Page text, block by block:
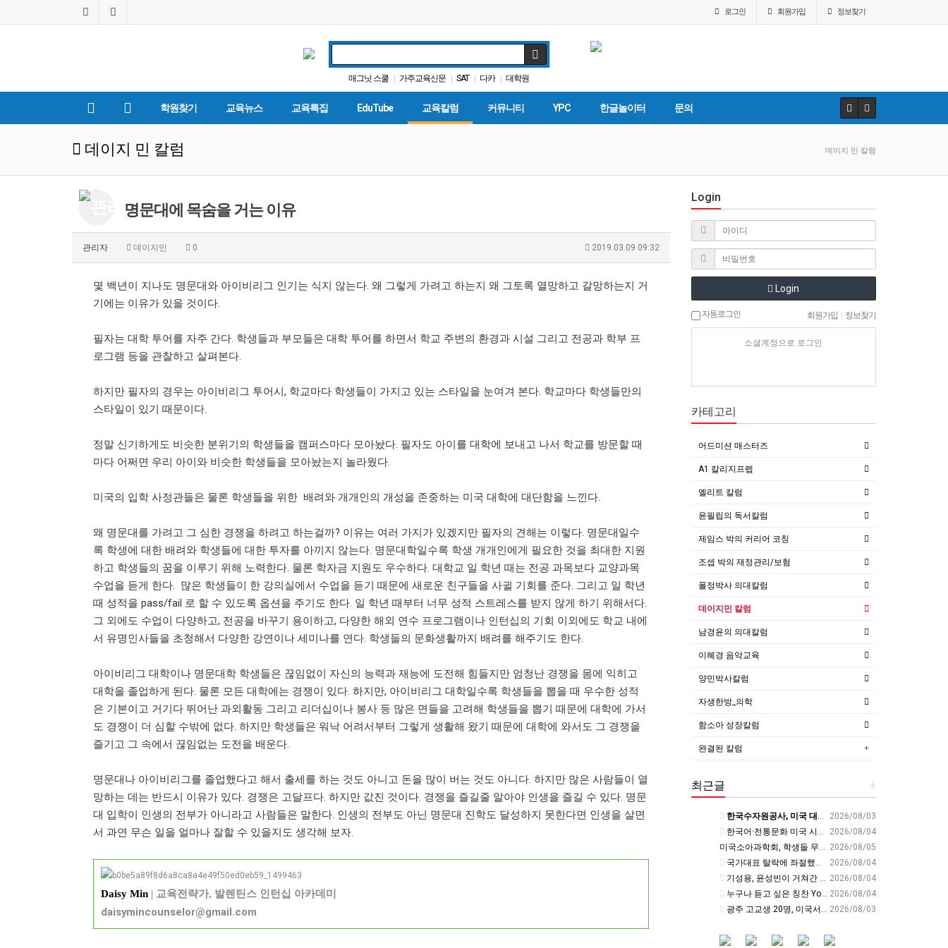
로그인 회원가입 정보찾기
매그닛 스쿨 | 가주교육신문 | SAT | 다카 | 대학원
| 캘리포니아 교육부 | 휴교 | 대입 | 차터스쿨 | ACT
학원찾기 교육뉴스 교육특집 EduTube 교육칼럼 커뮤니티 YPC 한글놀이터 문의
데이지 민 칼럼 데이지 민 칼럼
명문대에 목숨을 거는 이유
관리자 데이지민 0 2019.03.09 09:32
몇 백년이 지나도 명문대와 아이비리그 인기는 식지 않는다. 왜 그렇게 가려고 하는지 왜 그토록 열망하고 갈망하는지 거
기에는 이유가 있을 것이다.
필자는 대학 투어를 자주 간다. 학생들과 부모들은 대학 투어를 하면서 학교 주변의 환경과 시설 그리고 전공과 학부 프
로그램 등을 관찰하고 살펴본다.
하지만 필자의 경우는 아이비리그 투어시, 학교마다 학생들이 가지고 있는 스타일을 눈여겨 본다. 학교마다 학생들만의
스타일이 있기 때문이다.
정말 신기하게도 비슷한 분위기의 학생들을 캠퍼스마다 모아놨다. 필자도 아이를 대학에 보내고 나서 학교를 방문할 때
마다 어쩌면 우리 아이와 비슷한 학생들을 모아놨는지 놀라웠다.
미국의 입학 사정관들은 물론 학생들을 위한 배려와 개개인의 개성을 존중하는 미국 대학에 대단함을 느낀다.
왜 명문대를 가려고 그 심한 경쟁을 하려고 하는걸까? 이유는 여러 가지가 있겠지만 필자의 견해는 이렇다. 명문대일수
록 학생에 대한 배려와 학생들에 대한 투자를 아끼지 않는다. 명문대학일수록 학생 개개인에게 필요한 것을 최대한 지원
하고 학생들의 꿈을 이루기 위해 노력한다. 물론 학자금 지원도 우수하다. 대학교 일 학년 때는 전공 과목보다 교양과목
수업을 듣게 한다. 많은 학생들이 한 강의실에서 수업을 듣기 때문에 새로운 친구들을 사귈 기회를 준다. 그리고 일 학년
때 성적을 pass/fail 로 할 수 있도록 옵션을 주기도 한다. 일 학년 때부터 너무 성적 스트레스를 받지 않게 하기 위해서다.
그 외에도 수업이 다양하고, 전공을 바꾸기 용이하고, 다양한 해외 연수 프로그램이나 인턴십의 기회 이외에도 학교 내에
서 유명인사들을 초청해서 다양한 강연이나 세미나를 연다. 학생들의 문화생활까지 배려를 해주기도 한다.
아이비리그 대학이나 명문대학 학생들은 끊임없이 자신의 능력과 재능에 도전해 힘들지만 엄청난 경쟁을 몸에 익히고
대학을 졸업하게 된다. 물론 모든 대학에는 경쟁이 있다. 하지만, 아이비리그 대학일수록 학생들을 뽑을 때 우수한 성적
은 기본이고 거기다 뛰어난 과외활동 그리고 리더십이나 봉사 등 많은 면들을 고려해 학생들을 뽑기 때문에 대학에 가서
도 경쟁이 더 심할 수밖에 없다. 하지만 학생들은 워낙 어려서부터 그렇게 생활해 왔기 때문에 대학에 와서도 그 경쟁을
즐기고 그 속에서 끊임없는 도전을 배운다.
명문대나 아이비리그를 졸업했다고 해서 출세를 하는 것도 아니고 돈을 많이 버는 것도 아니다. 하지만 많은 사람들이 열
망하는 데는 반드시 이유가 있다. 경쟁은 고달프다. 하지만 값진 것이다. 경쟁을 즐길줄 알아야 인생을 즐길 수 있다. 명문
대 입학이 인생의 전부가 아니라고 사람들은 말한다. 인생의 전부도 아닌 명문대 진학도 달성하지 못한다면 인생을 살면
서 과연 무슨 일을 얼마나 잘할 수 있을지도 생각해 보자.
Daisy Min | 교육전략가, 발렌틴스 인턴십 아카데미
daisymincounselor@gmail.com
Login
Login
자동로그인 회원가입 정보찾기
소셜계정으로 로그인
카테고리
어드미션 매스터즈
A1 칼리지프렙
엘리트 칼럼
윤필립의 독서칼럼
제임스 박의 커리어 코칭
조셉 박의 재정관리/보험
폴정박사 의대칼럼
데이지민 칼럼
남경윤의 의대칼럼
이혜경 음악교육
양민박사칼럼
자생한방_의학
함소아 성장칼럼
완결된 칼럼
+
최근글
2026/08/03
한국수자원공사, 미국 대학생에 AI·디지털트윈 물관리 교육 - cfnews.kr
2026/08/04
한국어·전통문화 미국 시애틀서 알렸다… 전북교육청, 국제교육 협력 확대 - 세계일보
2026/08/05
미국소아과학회, 학생들 무거운 책가방 ‘경고’ - 교육플러스
2026/08/04
국가대표 탈락에 좌절했을 때 나를 살린 부모님의 &#39;이 행동&#39; | 김아랑 전 쇼트트랙 선수 | 국가대표 쇼트트랙 올림픽 금메달 | 세바시 2116회
2026/08/04
기성용, 윤성빈이 거쳐간 전문가의 경고 &#39;이런 사람은 운동, 안하는 게 낫습니다&#39; | 홍정기 차의과대학스포츠의학대학원장 | 운동 건강 체중조절 면역력 | 세바시 2118회
2026/08/04
누구나 듣고 싶은 칭찬 You&#39;re thriving✨(번창❌)
2026/08/03
광주 고교생 20명, 미국서 글로벌 리더십 키운다 - 호남교육신문